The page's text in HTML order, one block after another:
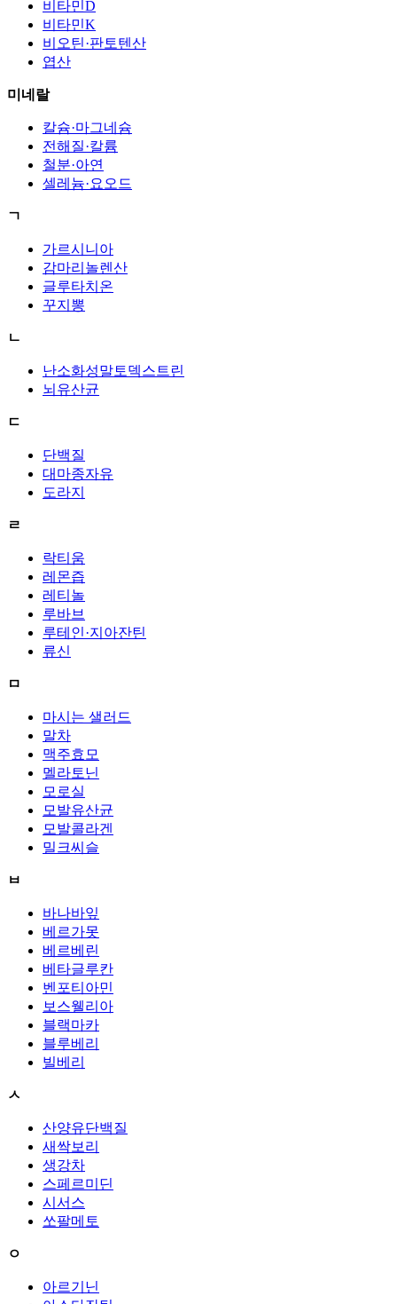
비타민D
비타민K
비오틴·판토텐산
엽산
미네랄
칼슘·마그네슘
전해질·칼륨
철분·아연
셀레늄·요오드
ㄱ
가르시니아
감마리놀렌산
글루타치온
꾸지뽕
ㄴ
난소화성말토덱스트린
뇌유산균
ㄷ
단백질
대마종자유
도라지
ㄹ
락티움
레몬즙
레티놀
루바브
루테인·지아잔틴
류신
ㅁ
마시는 샐러드
말차
맥주효모
멜라토닌
모로실
모발유산균
모발콜라겐
밀크씨슬
ㅂ
바나바잎
베르가못
베르베린
베타글루칸
벤포티아민
보스웰리아
블랙마카
블루베리
빌베리
ㅅ
산양유단백질
새싹보리
생강차
스페르미딘
시서스
쏘팔메토
ㅇ
아르기닌